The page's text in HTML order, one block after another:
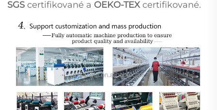
SGS certifikované a OEKO-TEX certifikované.